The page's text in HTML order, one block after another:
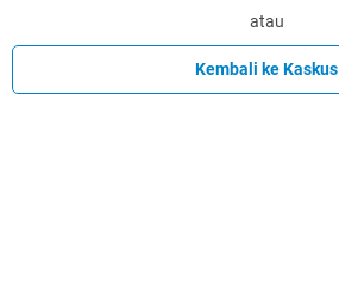
atau
Kembali ke Kaskus